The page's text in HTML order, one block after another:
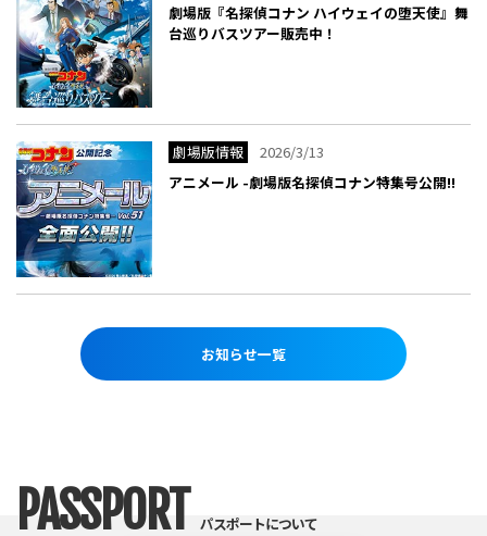
劇場版『名探偵コナン ハイウェイの堕天使』舞
台巡りバスツアー販売中！
劇場版情報
2026/3/13
アニメール -劇場版名探偵コナン特集号公開!!
お知らせ一覧
PASSPORT パスポートについて